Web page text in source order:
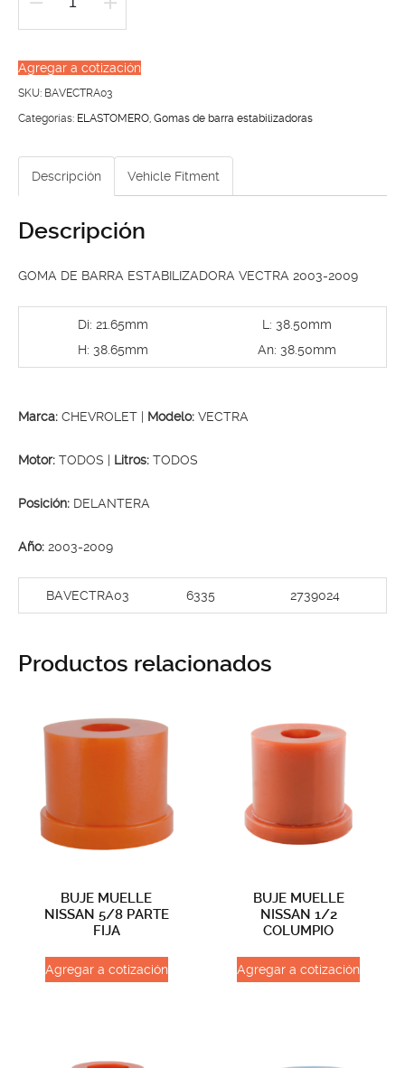
GOMA
BARRA
ESTABILIZADORA
VECTRA
Agregar a cotización
SKU: BAVECTRA03
Categorías: ELASTOMERO, Gomas de barra estabilizadoras
Descripción Vehicle Fitment
Descripción
GOMA DE BARRA ESTABILIZADORA VECTRA 2003-2009
Di: 21.65mm
H: 38.65mm
L: 38.50mm
An: 38.50mm
Marca: CHEVROLET | Modelo: VECTRA
Motor: TODOS | Litros: TODOS
Posición: DELANTERA
Año: 2003-2009
BAVECTRA03 6335 2739024
Productos relacionados
BUJE MUELLE
NISSAN 5/8 PARTE
FIJA
Agregar a cotización
BUJE MUELLE
NISSAN 1/2
COLUMPIO
Agregar a cotización